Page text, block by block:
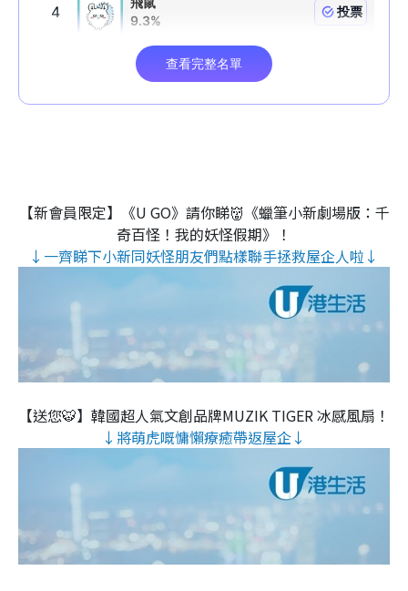
【新會員限定】《U GO》請你睇👹《蠟筆小新劇場版：千
奇百怪！我的妖怪假期》！
↓一齊睇下小新同妖怪朋友們點樣聯手拯救屋企人啦↓
【送您🐯】韓國超人氣文創品牌MUZIK TIGER 冰感風扇！
↓將萌虎嘅慵懶療癒帶返屋企↓